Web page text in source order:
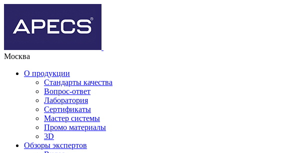
Москва
О продукции
Стандарты качества
Вопрос-ответ
Лаборатория
Сертификаты
Мастер системы
Промо материалы
3D
Обзоры экспертов